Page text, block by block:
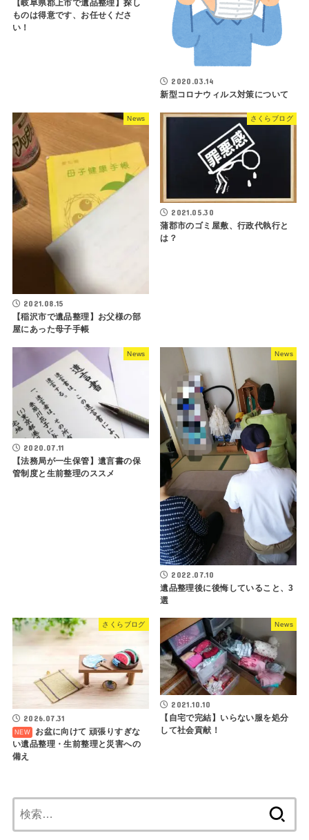
【岐阜県郡上市で遺品整理】探し
ものは得意です、お任せくださ
い！
2020.03.14
新型コロナウィルス対策について
News
2021.08.15
【稲沢市で遺品整理】お父様の部
屋にあった母子手帳
さくらブログ
2021.05.30
蒲郡市のゴミ屋敷、行政代執行と
は？
News
2020.07.11
【法務局が一生保管】遺言書の保
管制度と生前整理のススメ
News
2022.07.10
遺品整理後に後悔していること、3
選
さくらブログ
2026.07.31
お盆に向けて 頑張りすぎな
い遺品整理・生前整理と災害への
備え
News
2021.10.10
【自宅で完結】いらない服を処分
して社会貢献！
索: